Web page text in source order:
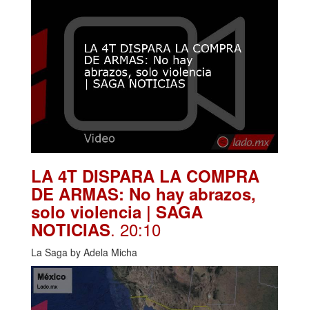
LA 4T DISPARA LA COMPRA
DE ARMAS: No hay abrazos,
solo violencia | SAGA
NOTICIAS. 20:10
La Saga by Adela Micha